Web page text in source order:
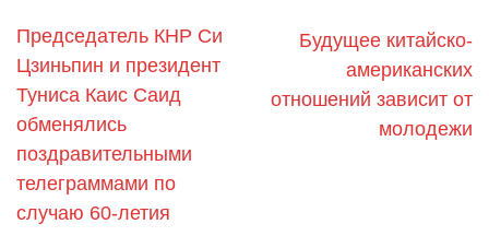
Председатель КНР Си
Цзиньпин и президент
Туниса Каис Саид
обменялись
поздравительными
телеграммами по
случаю 60-летия
Будущее китайско-
американских
отношений зависит от
молодежи